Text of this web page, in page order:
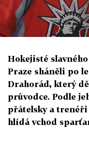
Hokejisté
Praze sháněli po
Drahorád, který
průvodce. Podle
přátelsky a
hlídá vchod